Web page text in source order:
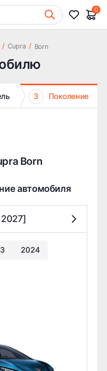
0
/ Cupra / Born
3 Поколение
Born
автомобиля
2024